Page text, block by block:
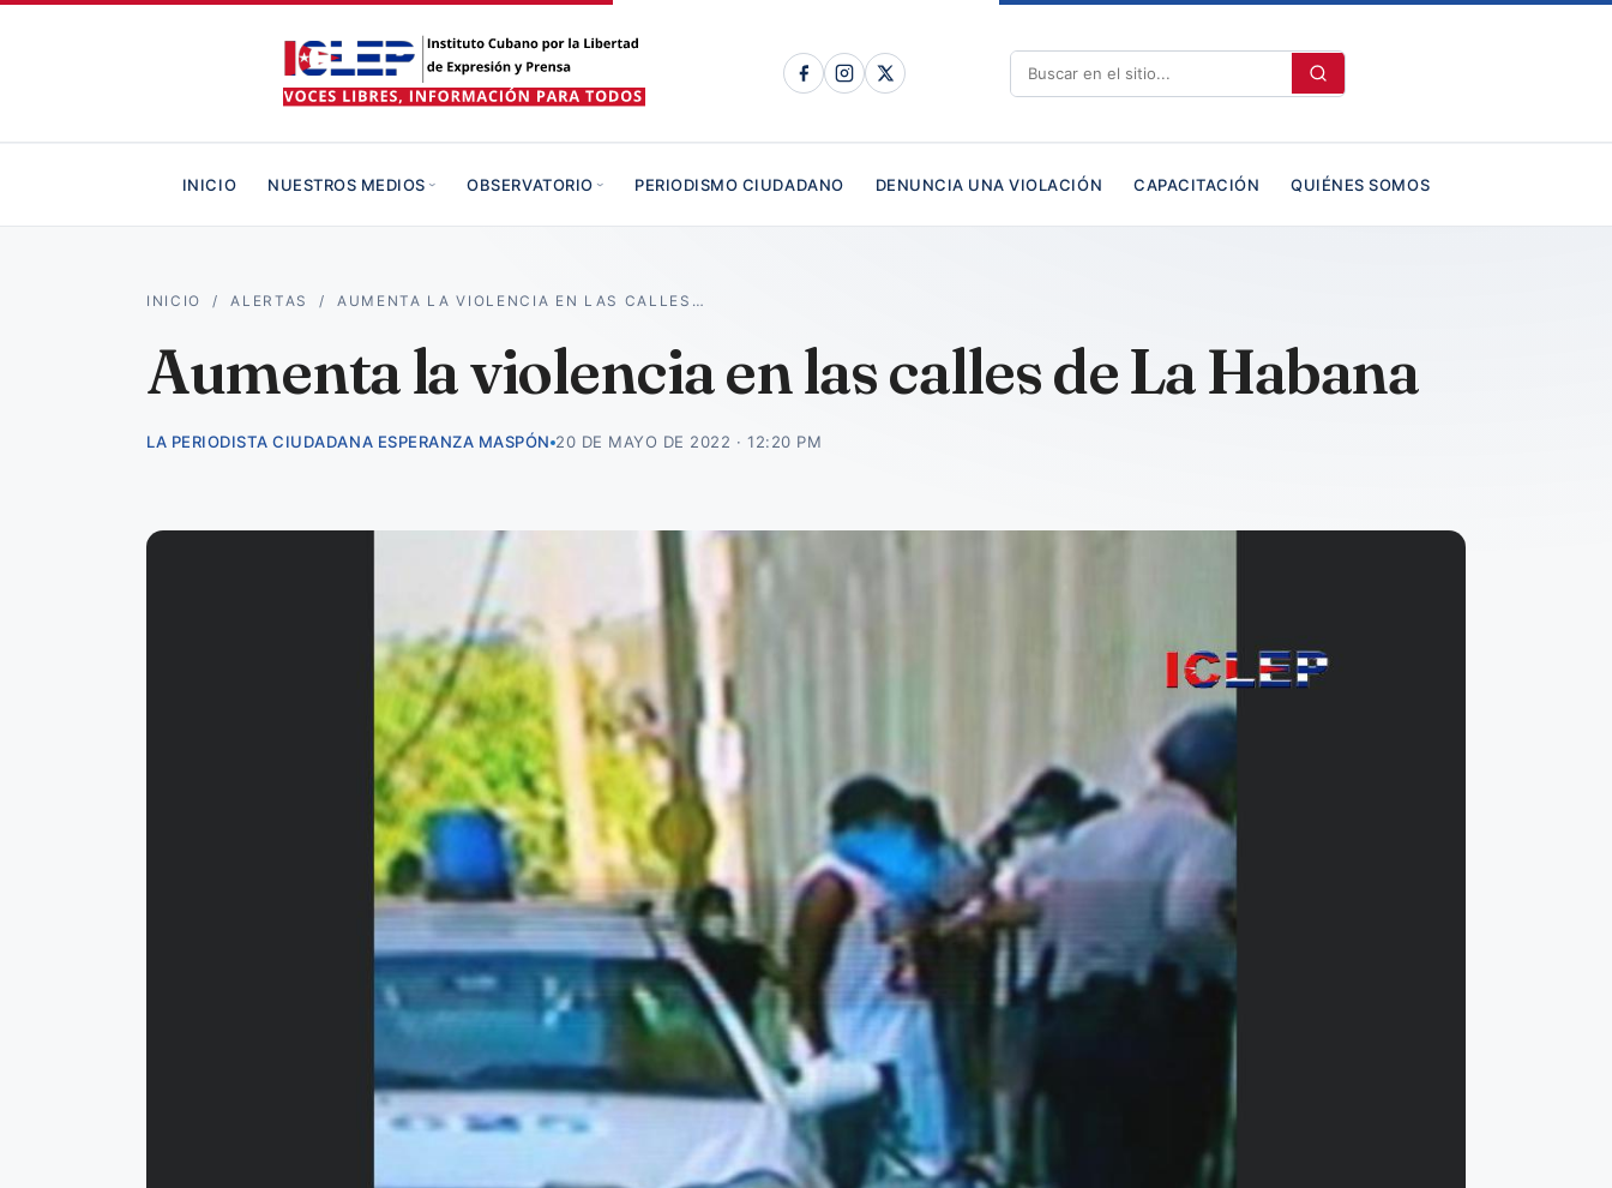
INICIO NUESTROS MEDIOS OBSERVATORIO PERIODISMO CIUDADANO DENUNCIA UNA VIOLACIÓN CAPACITACIÓN QUIÉNES SOMOS
INICIO /ALERTAS /AUMENTA LA VIOLENCIA EN LAS CALLES…
Aumenta la violencia en las calles de La Habana
LA PERIODISTA CIUDADANA ESPERANZA MASPÓN 20 DE MAYO DE 2022 · 12:20 PM